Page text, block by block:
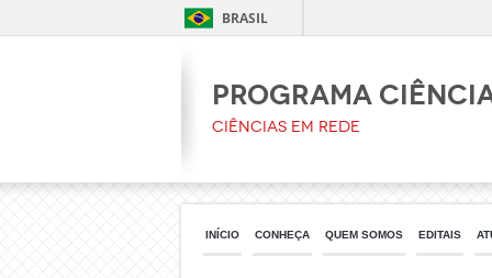
BRASIL
PROGRAMA
Ciências em Rede
INÍCIO CONHEÇA QUEM SOMOS EDITAIS